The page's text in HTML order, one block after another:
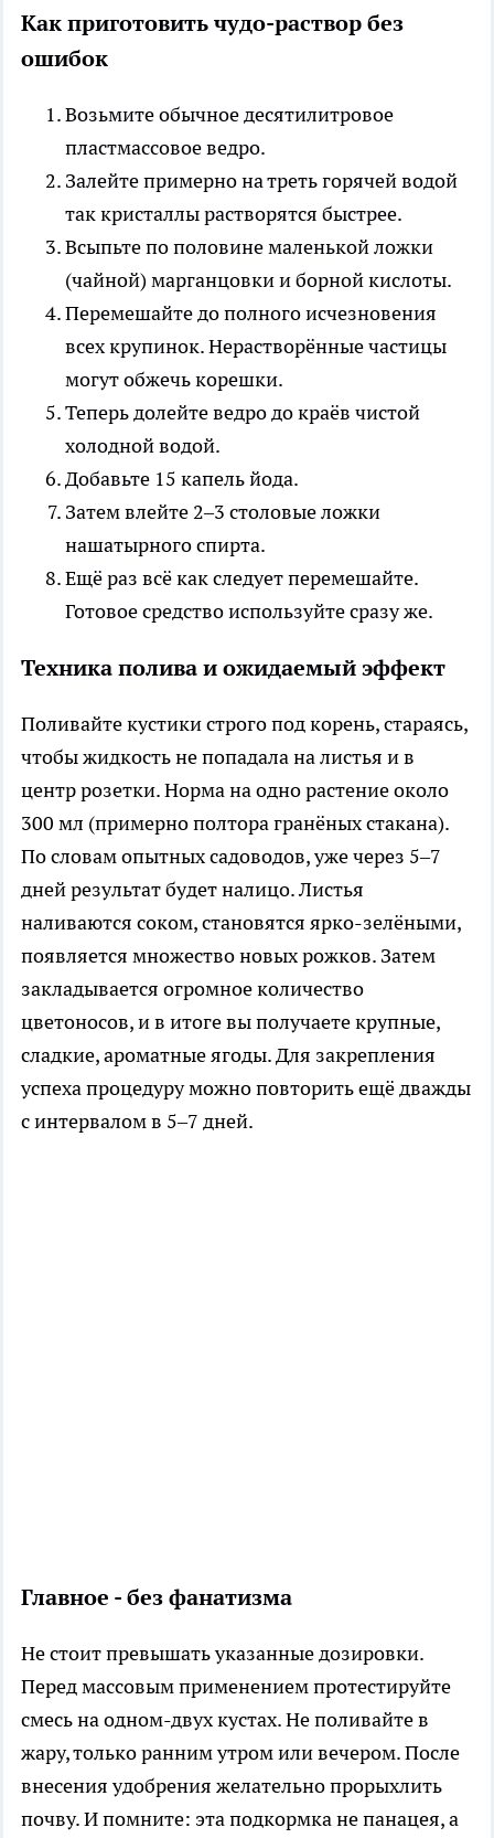
Как приготовить чудо-раствор без
ошибок
Возьмите обычное десятилитровое
пластмассовое ведро.
Залейте примерно на треть горячей водой
так кристаллы растворятся быстрее.
Всыпьте по половине маленькой ложки
(чайной) марганцовки и борной кислоты.
Перемешайте до полного исчезновения
всех крупинок. Нерастворённые частицы
могут обжечь корешки.
Теперь долейте ведро до краёв чистой
холодной водой.
Добавьте 15 капель йода.
Затем влейте 2–3 столовые ложки
нашатырного спирта.
Ещё раз всё как следует перемешайте.
Готовое средство используйте сразу же.
Техника полива и ожидаемый эффект
Поливайте кустики строго под корень, стараясь,
чтобы жидкость не попадала на листья и в
центр розетки. Норма на одно растение около
300 мл (примерно полтора гранёных стакана).
По словам опытных садоводов, уже через 5–7
дней результат будет налицо. Листья
наливаются соком, становятся ярко-зелёными,
появляется множество новых рожков. Затем
закладывается огромное количество
цветоносов, и в итоге вы получаете крупные,
сладкие, ароматные ягоды. Для закрепления
успеха процедуру можно повторить ещё дважды
с интервалом в 5–7 дней.
Главное - без фанатизма
Не стоит превышать указанные дозировки.
Перед массовым применением протестируйте
смесь на одном-двух кустах. Не поливайте в
жару, только ранним утром или вечером. После
внесения удобрения желательно прорыхлить
почву. И помните: эта подкормка не панацея, а